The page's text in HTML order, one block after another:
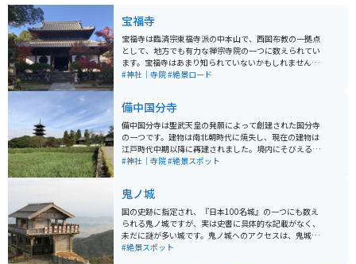
宝福寺
宝福寺は臨済宗東福寺派の中本山で、西国布教の一拠点
として、地方でも有力な禅宗寺院の一つに数えられてい
ます。宝福寺はあまり知られていないかもしれません
が、雪舟が幼い頃修行し、涙でネズミの絵を描いたとい
#神社｜寺院#絶景ロード
備中国分寺
備中国分寺は聖武天皇の発願によって創建された国分寺
の一つです。建物は南北朝時代に焼失し、現在の建物は
江戸時代中期以降に再建されました。境内にそびえる五
重塔は、岡山県内唯一のもので吉備路の代表的な景観と
た夕焼けも大変美しく、多くのカメラマンも訪れます。
#神社｜寺院#絶景スポット
鬼ノ城
国の史跡に指定され、『日本100名城』の一つにも数え
られる鬼ノ城ですが、実は史書に具体的な記載がなく、
未だに謎が多い城です。鬼ノ城へのアクセスは、鬼城山
の南麓にある『砂川公園』から車道が整備されているた
#絶景スポット